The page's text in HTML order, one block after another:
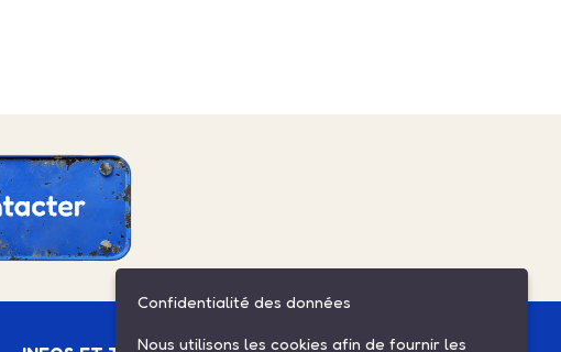
Confidentialité des données
Nous utilisons les cookies afin de fournir les